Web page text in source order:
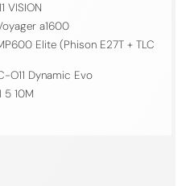
VISION
a1600
Elite (Phison E27T + TLC
O11 Dynamic Evo
5 10M